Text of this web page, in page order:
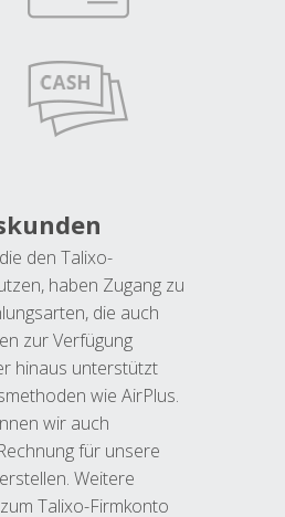
den Talixo-
haben Zugang zu
die auch
zur Verfügung
hinaus unterstützt
wie AirPlus.
wir auch
für unsere
Weitere
Talixo-Firmkonto